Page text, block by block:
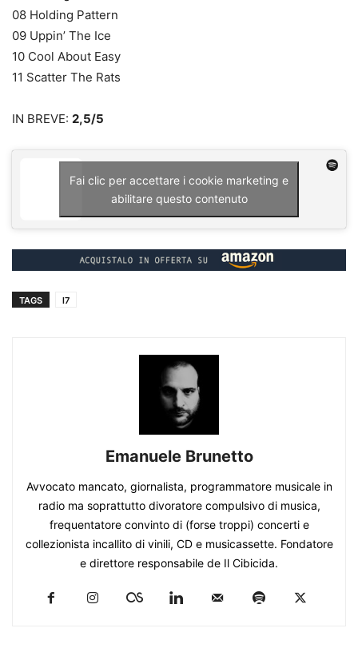
08 Holding Pattern
09 Uppin’ The Ice
10 Cool About Easy
11 Scatter The Rats
IN BREVE: 2,5/5
Fai clic per accettare i cookie marketing e
abilitare questo contenuto
TAGS l7
Emanuele Brunetto
Avvocato mancato, giornalista, programmatore musicale in
radio ma soprattutto divoratore compulsivo di musica,
frequentatore convinto di (forse troppi) concerti e
collezionista incallito di vinili, CD e musicassette. Fondatore
e direttore responsabile de Il Cibicida.